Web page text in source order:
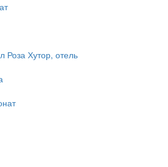
Роза Хутор, отель